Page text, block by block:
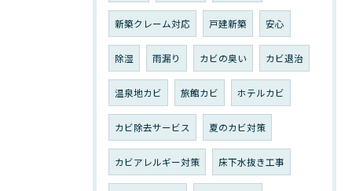
新築クレーム対応 戸建新築 安心
除湿 雨漏り カビの臭い カビ退治
温泉地カビ 旅館カビ ホテルカビ
カビ除去サービス 夏のカビ対策
カビアレルギー対策 床下水抜き工事